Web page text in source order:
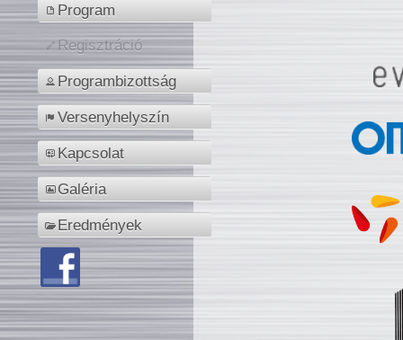
Program
Regisztráció
Programbizottság
Versenyhelyszín
Kapcsolat
Galéria
Eredmények